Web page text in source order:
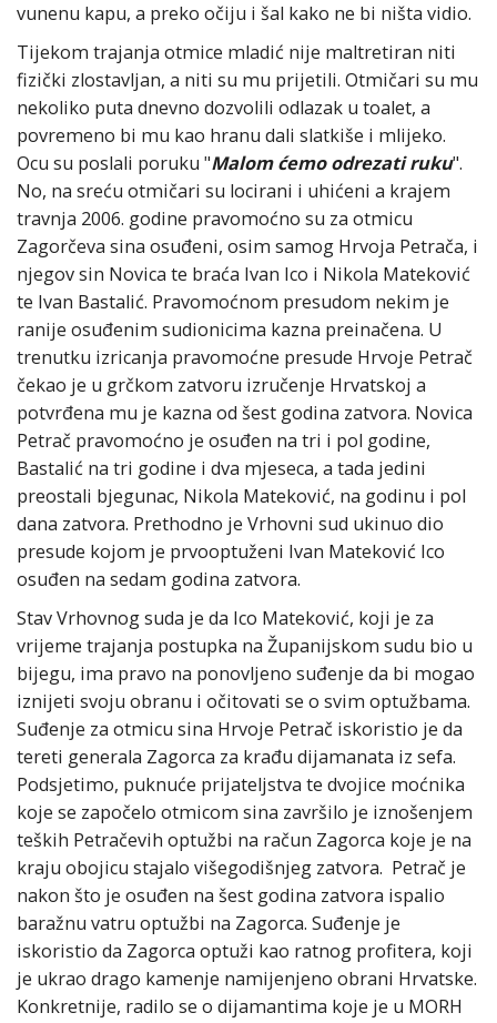
vunenu kapu, a preko očiju i šal kako ne bi ništa vidio.
Tijekom trajanja otmice mladić nije maltretiran niti
fizički zlostavljan, a niti su mu prijetili. Otmičari su mu
nekoliko puta dnevno dozvolili odlazak u toalet, a
povremeno bi mu kao hranu dali slatkiše i mlijeko.
Ocu su poslali poruku "Malom ćemo odrezati ruku".
No, na sreću otmičari su locirani i uhićeni a krajem
travnja 2006. godine pravomoćno su za otmicu
Zagorčeva sina osuđeni, osim samog Hrvoja Petrača, i
njegov sin Novica te braća Ivan Ico i Nikola Mateković
te Ivan Bastalić. Pravomoćnom presudom nekim je
ranije osuđenim sudionicima kazna preinačena. U
trenutku izricanja pravomoćne presude Hrvoje Petrač
čekao je u grčkom zatvoru izručenje Hrvatskoj a
potvrđena mu je kazna od šest godina zatvora. Novica
Petrač pravomoćno je osuđen na tri i pol godine,
Bastalić na tri godine i dva mjeseca, a tada jedini
preostali bjegunac, Nikola Mateković, na godinu i pol
dana zatvora. Prethodno je Vrhovni sud ukinuo dio
presude kojom je prvooptuženi Ivan Mateković Ico
osuđen na sedam godina zatvora.
Stav Vrhovnog suda je da Ico Mateković, koji je za
vrijeme trajanja postupka na Županijskom sudu bio u
bijegu, ima pravo na ponovljeno suđenje da bi mogao
iznijeti svoju obranu i očitovati se o svim optužbama.
Suđenje za otmicu sina Hrvoje Petrač iskoristio je da
tereti generala Zagorca za krađu dijamanata iz sefa.
Podsjetimo, puknuće prijateljstva te dvojice moćnika
koje se započelo otmicom sina završilo je iznošenjem
teških Petračevih optužbi na račun Zagorca koje je na
kraju obojicu stajalo višegodišnjeg zatvora. Petrač je
nakon što je osuđen na šest godina zatvora ispalio
baražnu vatru optužbi na Zagorca. Suđenje je
iskoristio da Zagorca optuži kao ratnog profitera, koji
je ukrao drago kamenje namijenjeno obrani Hrvatske.
Konkretnije, radilo se o dijamantima koje je u MORH